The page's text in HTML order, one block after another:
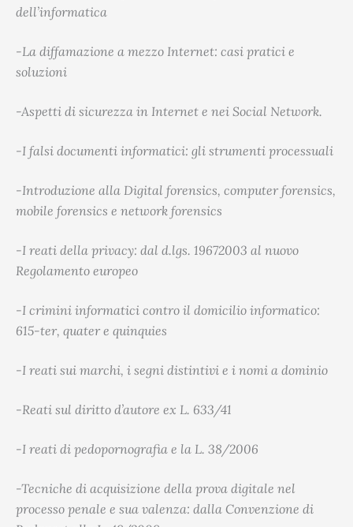
dell’informatica
-La diffamazione a mezzo Internet: casi pratici e
soluzioni
-Aspetti di sicurezza in Internet e nei Social Network.
-I falsi documenti informatici: gli strumenti processuali
-Introduzione alla Digital forensics, computer forensics,
mobile forensics e network forensics
-I reati della privacy: dal d.lgs. 19672003 al nuovo
Regolamento europeo
-I crimini informatici contro il domicilio informatico:
615-ter, quater e quinquies
-I reati sui marchi, i segni distintivi e i nomi a dominio
-Reati sul diritto d’autore ex L. 633/41
-I reati di pedopornografia e la L. 38/2006
-Tecniche di acquisizione della prova digitale nel
processo penale e sua valenza: dalla Convenzione di